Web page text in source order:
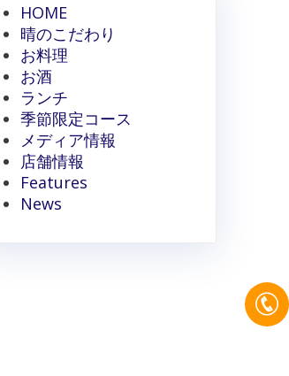
HOME
晴のこだわり
お料理
お酒
ランチ
季節限定コース
メディア情報
店舗情報
Features
News